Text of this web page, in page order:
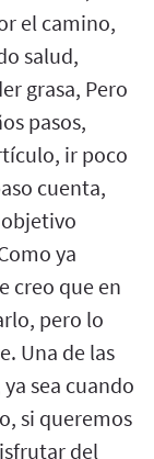
el camino,
salud,
grasa, Pero
pasos,
ir poco
cuenta,
objetivo
ya
creo que en
pero lo
Una de las
sea cuando
si queremos
del